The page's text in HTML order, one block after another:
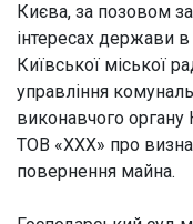
Києва, за позовом
інтересах держави в
Київської міської
управління
виконавчого
ТОВ «ХХХ» про
повернення майна.